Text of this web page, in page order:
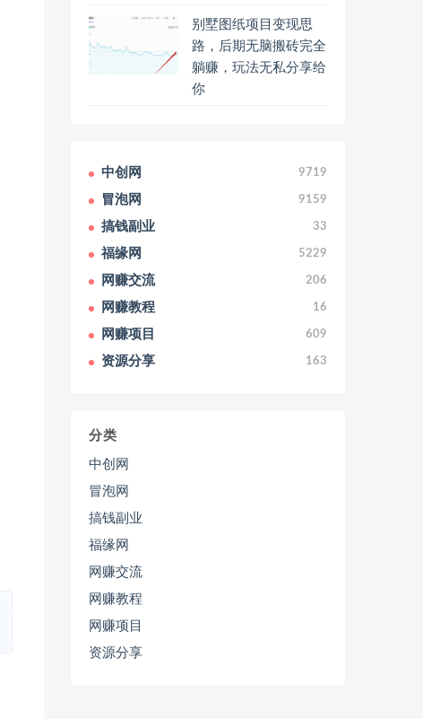
别墅图纸项目变现思
路，后期无脑搬砖完全
躺赚，玩法无私分享给
你
中创网 9719
冒泡网 9159
搞钱副业 33
福缘网 5229
网赚交流 206
网赚教程 16
网赚项目 609
资源分享 163
分类
中创网
冒泡网
搞钱副业
福缘网
网赚交流
网赚教程
网赚项目
资源分享